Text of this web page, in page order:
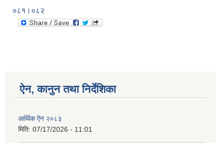
०८१।०८२
ऐन, कानुन तथा निर्देशिका
आर्थिक ऐन २०८३
मिति: 07/17/2026 - 11:01